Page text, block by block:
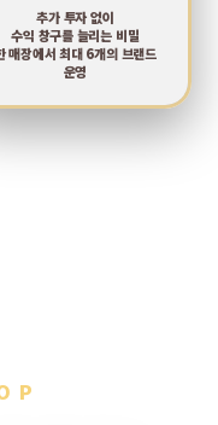
추가 투자 없이
수익 창구를 늘리는 비밀
매장에서 최대 6개의 브랜드
운영